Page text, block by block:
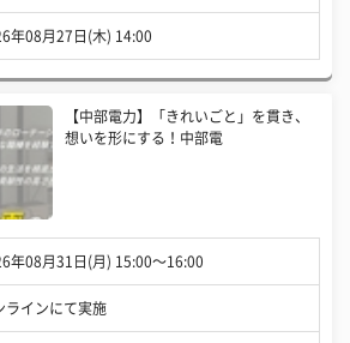
年08月27日(木) 14:00
【中部電力】「きれいごと」を貫き、
想いを形にする！中部電
年08月31日(月) 15:00〜16:00
ラインにて実施